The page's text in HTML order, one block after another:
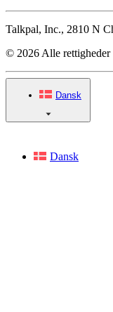
Talkpal, Inc., 2810 N
© 2026 Alle rettigheder
Dansk
Dansk